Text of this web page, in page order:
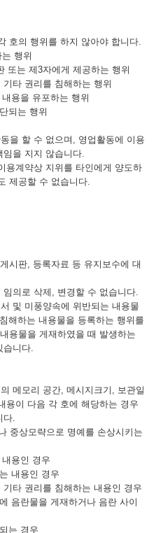
호의 행위를 하지 않아야 합니다.
행위
또는 제3자에게 제공하는 행위
타 권리를 침해하는 행위
용을 유포하는 행위
되는 행위
을 할 수 없으며, 영업활동에 이용
을 지지 않습니다.
계약상 지위를 타인에게 양도하
제공할 수 없습니다.
시판, 등록자료 등 유지보수에 대
의로 삭제, 변경할 수 없습니다.
및 미풍양속에 위반되는 내용물
해하는 내용물을 등록하는 행위를
용물을 게재하였을 때 발생하는
습니다.
메모리 공간, 메시지크기, 보관일
용이 다음 각 호에 해당하는 경우
다.
중상모략으로 명예를 손상시키는
용인 경우
내용인 경우
타 권리를 침해하는 내용인 경우
음란물을 게재하거나 음란 사이
는 경우